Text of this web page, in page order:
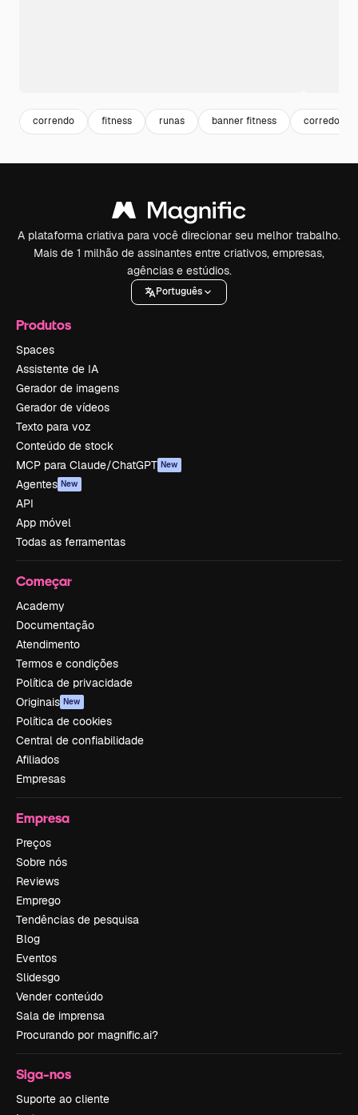
correndo fitness runas banner fitness corredor
A plataforma criativa para você direcionar seu melhor trabalho.
Mais de 1 milhão de assinantes entre criativos, empresas,
agências e estúdios.
Português
Produtos
Spaces
Assistente de IA
Gerador de imagens
Gerador de vídeos
Texto para voz
Conteúdo de stock
MCP para Claude/ChatGPT New
Agentes New
API
App móvel
Todas as ferramentas
Começar
Academy
Documentação
Atendimento
Termos e condições
Política de privacidade
Originais New
Política de cookies
Central de confiabilidade
Afiliados
Empresas
Empresa
Preços
Sobre nós
Reviews
Emprego
Tendências de pesquisa
Blog
Eventos
Slidesgo
Vender conteúdo
Sala de imprensa
Procurando por magnific.ai?
Siga-nos
Suporte ao cliente